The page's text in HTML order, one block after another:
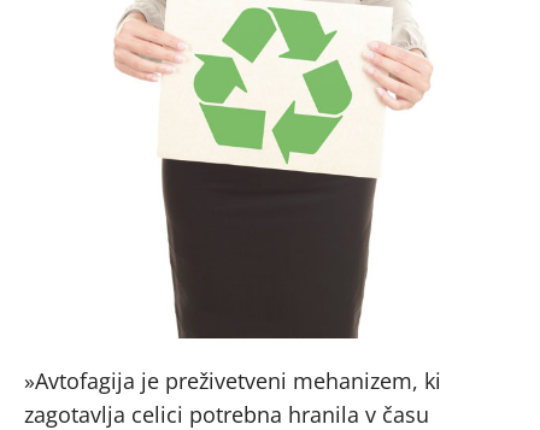
»Avtofagija je preživetveni mehanizem, ki
zagotavlja celici potrebna hranila v času